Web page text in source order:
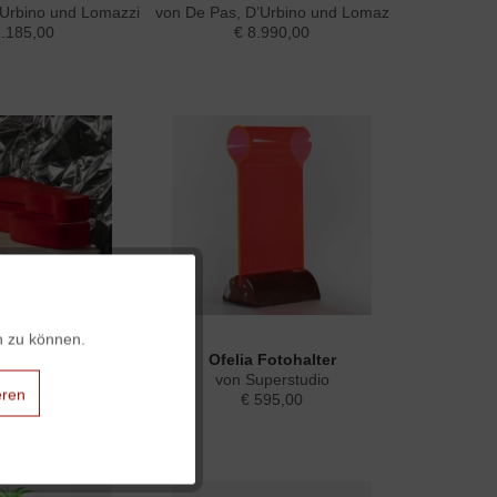
und Lomazzi
von De Pas, D’Urbino und Lomazzi
€ 8.990,00
Ofelia Fotohalter
von Superstudio
€ 595,00
zu können.